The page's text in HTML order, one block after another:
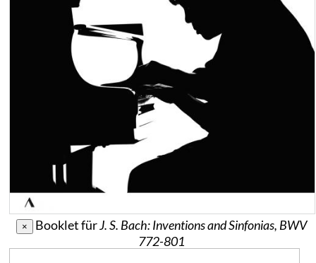
× Booklet fürJ. S. Bach: Inventions and Sinfonias, BWV
772-801